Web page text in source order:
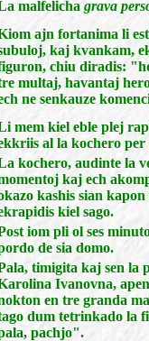
malfelicha grava
ajn fortanima li
kaj kvankam,
chiu diradis:
multaj, havantaj
ne senkauze
mem kiel eble plej
al la kochero
kochero, audinte la
kaj ech
kashis sian
kiel sago.
iom pli ol ses
de sia domo.
timigita kaj sen la
Ivanovna,
en tre granda
dum tetrinkado la
pachjo".